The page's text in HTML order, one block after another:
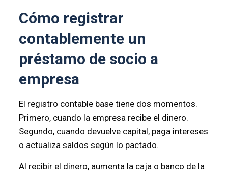
Cómo registrar
contablemente un
préstamo de socio a
empresa
El registro contable base tiene dos momentos.
Primero, cuando la empresa recibe el dinero.
Segundo, cuando devuelve capital, paga intereses
o actualiza saldos según lo pactado.
Al recibir el dinero, aumenta la caja o banco de la